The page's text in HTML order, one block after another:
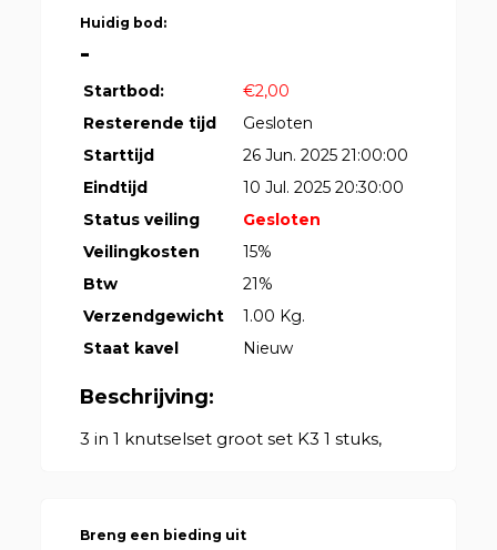
Huidig bod:
-
Startbod:
€2,00
Resterende tijd
Gesloten
Starttijd
26 Jun. 2025 21:00:00
Eindtijd
10 Jul. 2025 20:30:00
Status veiling
Gesloten
Veilingkosten
15%
Btw
21%
Verzendgewicht
1.00 Kg.
Staat kavel
Nieuw
Beschrijving:
3 in 1 knutselset groot set K3 1 stuks,
Breng een bieding uit